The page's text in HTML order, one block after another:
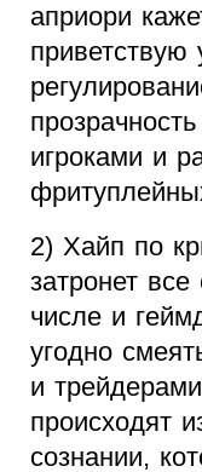
априори
приветствую
игроками и
2) Хайп по
затронет
числе и
угодно
и
происходят
сознании,